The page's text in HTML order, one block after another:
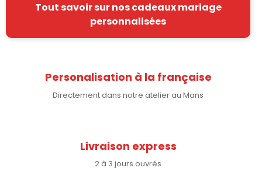
Tout savoir sur nos cadeaux mariage
personnalisées
Personalisation à la française
Directement dans notre atelier au Mans
Livraison express
2 à 3 jours ouvrés